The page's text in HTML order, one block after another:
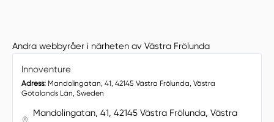
Andra webbyråer i närheten av Västra Frölunda
Innoventure
Adress:Mandolingatan, 41, 42145 Västra Frölunda, Västra
Götalands Län, Sweden
Mandolingatan, 41, 42145 Västra Frölunda, Västra